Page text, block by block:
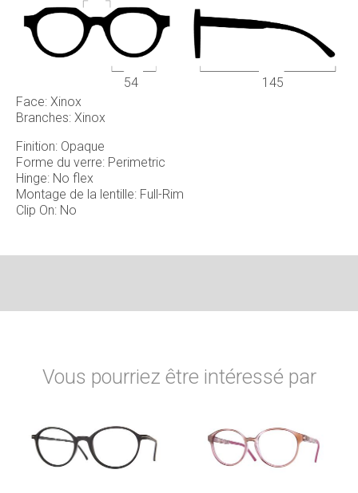
Face: Xinox
Branches: Xinox
Finition: Opaque
Forme du verre: Perimetric
Hinge: No flex
Montage de la lentille: Full-Rim
Clip On: No
54 145
Vous pourriez être intéressé par